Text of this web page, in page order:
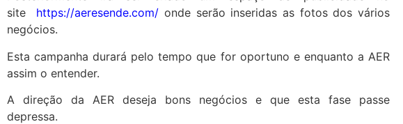
site
https://aeresende.com/ onde serão inseridas as fotos dos vários
negócios.
Esta campanha durará pelo tempo que for oportuno e enquanto a AER
assim o entender.
A direção da AER deseja bons negócios e que esta fase passe
depressa.